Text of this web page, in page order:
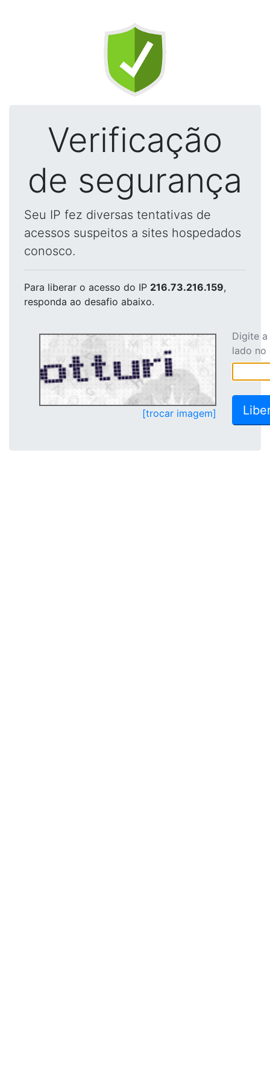
Verificação
de segurança
Seu IP fez diversas tentativas de
acessos suspeitos a sites hospedados
conosco.
Para liberar o acesso do IP 216.73.216.159,
responda ao desafio abaixo.
[trocar imagem]
Digite
lado no